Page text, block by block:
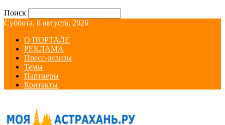
Поиск
Суббота, 8 августа, 2026
О ПОРТАЛЕ
РЕКЛАМА
Пресс-релизы
Темы
Партнеры
Контакты